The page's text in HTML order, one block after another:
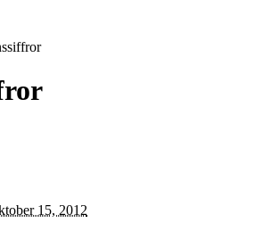
15, 2012